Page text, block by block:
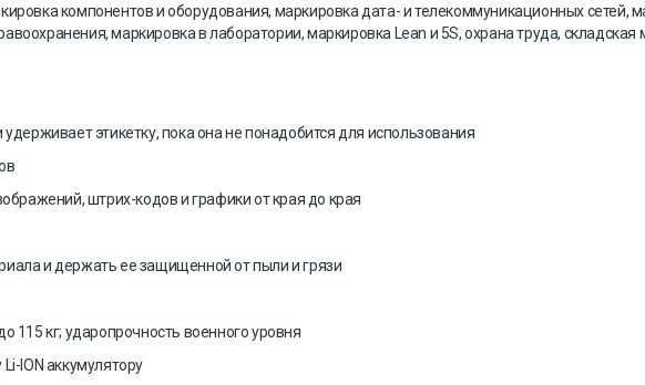
компонентов и оборудования, маркировка дата- и телекоммуникационных сетей,
маркировка в лаборатории, маркировка Lean и 5S, охрана труда,
этикетку, пока она не понадобится для использования
штрих-кодов и графики от края до края
и держать ее защищенной от пыли и грязи
115 кг; ударопрочность военного уровня
ION аккумулятору